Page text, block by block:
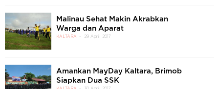
Malinau Sehat Makin Akrabkan
Warga dan Aparat
KALTARA 29 April 2017
Amankan MayDay Kaltara, Brimob
Siapkan Dua SSK